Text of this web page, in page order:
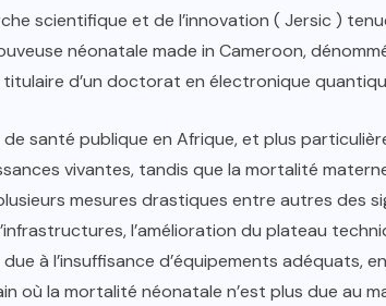
scientifique et de l’innovation ( Jersic )
néonatale made in Cameroon,
d’un doctorat en électronique
santé publique en Afrique, et plus
vivantes, tandis que la mortalité
mesures drastiques entre autres des
l’amélioration du plateau
à l’insuffisance d’équipements adéquats,
où la mortalité néonatale n’est plus due au